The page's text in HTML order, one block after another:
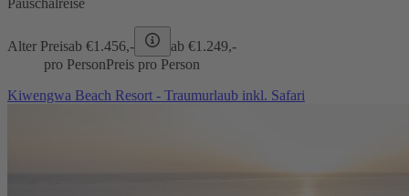
Alter Preisab €1.456,- ab €1.249,-
pro PersonPreis pro Person
Kiwengwa Beach Resort - Traumurlaub inkl. Safari